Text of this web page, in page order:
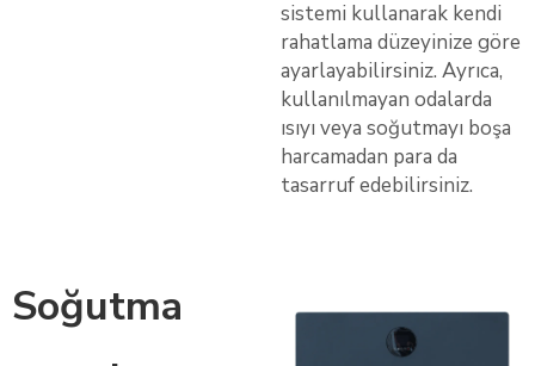
sistemi kullanarak kendi
rahatlama düzeyinize göre
ayarlayabilirsiniz. Ayrıca,
kullanılmayan odalarda
ısıyı veya soğutmayı boşa
harcamadan para da
tasarruf edebilirsiniz.
Soğutma